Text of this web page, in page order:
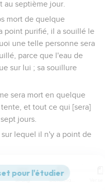
au septième jour.
mort de quelque
point purifié, il a souillé le
une telle personne sera
parce que l'eau de
sur lui ; sa souillure
sera mort en quelque
et tout ce qui [sera]
jours.
lequel il n'y a point de
[autre] mort, ou quelque
Strong